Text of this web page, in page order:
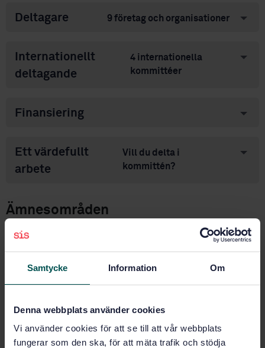
Samtycke Information Om
Denna webbplats använder cookies
Vi använder cookies för att se till att vår webbplats
fungerar som den ska, för att mäta trafik och stödja
Deltagare 9 företag och organisationer
Internationellt
deltagande
4 internationella
kommittéer
Finansiering
Ett värdefullt
arbete
Vill du delta i
kommittén?
Ämnesområden
Hälso- och sjukvård (11)
Sjukvårdstextilier: allmänt
(11.140)
Intresseanmälan